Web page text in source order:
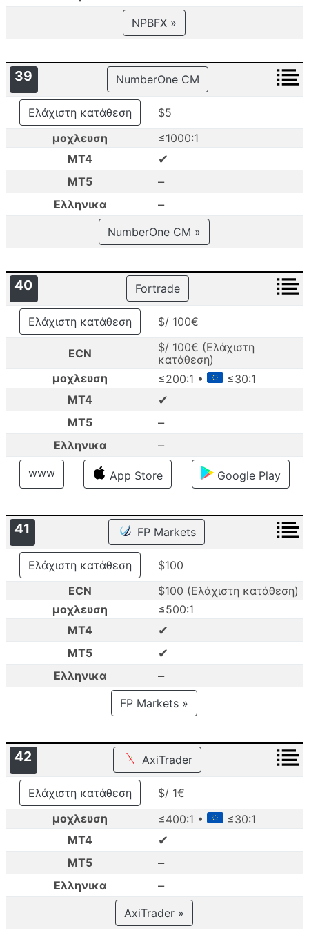
NPBFX »
39 NumberOne CM
Ελάχιστη κατάθεση
$5
μοχλευση
≤1000:1
MT4
✔
MT5 –
Ελληνικα –
NumberOne CM »
40 Fortrade
Ελάχιστη κατάθεση $/ 100€
ECN
$/ 100€ (Ελάχιστη
κατάθεση)
μοχλευση
≤200:1 •
≤30:1
MT4
✔
MT5 –
Ελληνικα –
www App Store Google Play
41 FP Markets
Ελάχιστη κατάθεση
$100
ECN
$100 (Ελάχιστη κατάθεση)
μοχλευση
≤500:1
MT4
✔
MT5 ✔
Ελληνικα –
FP Markets »
42 AxiTrader
Ελάχιστη κατάθεση
$/ 1€
μοχλευση
≤400:1 •
≤30:1
MT4
✔
MT5 –
Ελληνικα –
AxiTrader »